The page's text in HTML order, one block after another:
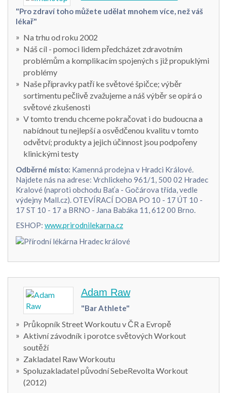
"Pro zdraví toho můžete udělat mnohem více, než váš
lékař"
Na trhu od roku 2002
Náš cíl - pomoci lidem předcházet zdravotním
problémům a komplikacím spojených s již propuklými
problémy
Naše přípravky patří ke světové špičce; výběr
sortimentu pečlivě zvažujeme a náš výběr se opírá o
světové zkušenosti
V tomto trendu chceme pokračovat i do budoucna a
nabídnout tu nejlepší a osvědčenou kvalitu v tomto
odvětví; produkty a jejich účinnost jsou podpořeny
klinickými testy
Odběrné místo: Kamenná prodejna v Hradci Králové.
Najdete nás na adrese: Vrchlickeho 961/1, 500 02 Hradec
Kralové (naproti obchodu Baťa - Gočárova třída, vedle
výdejny Mall.cz). OTEVÍRACÍ DOBA PO 10 - 17 ÚT 10 -
17 ST 10 - 17 a BRNO - Jana Babáka 11, 612 00 Brno.
ESHOP: www.prirodnilekarna.cz
Adam Raw
"Bar Athlete"
Průkopník Street Workoutu v ČR a Evropě
Aktivní závodník i porotce světových Workout
soutěží
Zakladatel Raw Workoutu
Spoluzakladatel původní SebeRevolta Workout
(2012)